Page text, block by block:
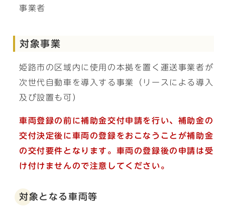
事業者
対象事業
姫路市の区域内に使用の本拠を置く運送事業者が
次世代自動車を導入する事業（リースによる導入
及び設置も可）
車両登録の前に補助金交付申請を行い、補助金の
交付決定後に車両の登録をおこなうことが補助金
の交付要件となります。車両の登録後の申請は受
け付けませんので注意してください。
対象となる車両等